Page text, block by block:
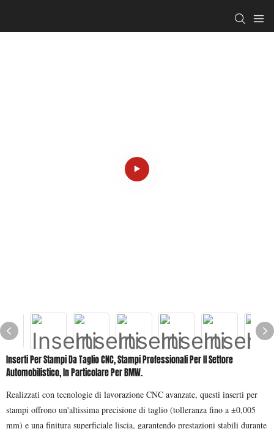
Inserti Per Stampi Da Taglio CNC, Stampi Professionali Per Il Settore
Automobilistico, In Particolare Per BMW.
Realizzati con tecnologie di lavorazione CNC avanzate, questi inserti per
stampi offrono un'altissima precisione di taglio (tolleranza fino a ±0,005
mm) e una finitura superficiale liscia, garantendo prestazioni stabili durante